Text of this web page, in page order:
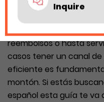
Cuando planeamos un
sobre reservaciones
reembolsos o hasta
casos tener un canal
eficiente es
montón. Si estás
español esta guía te va
Inquire